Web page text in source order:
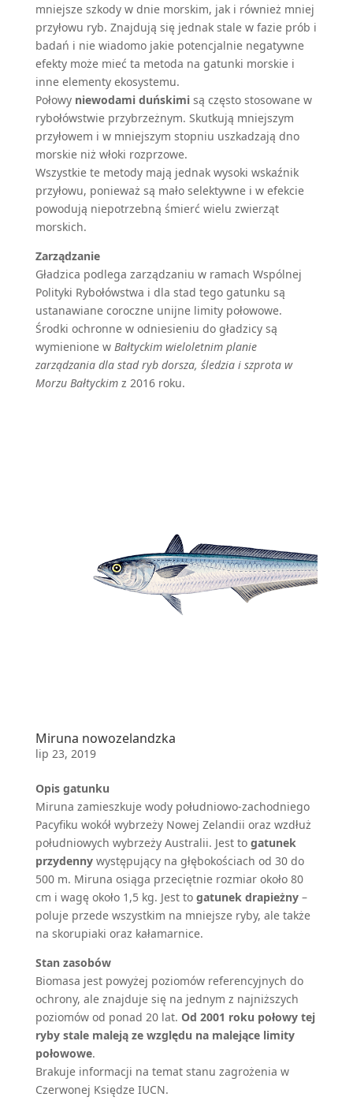
mniejsze szkody w dnie morskim, jak i również mniej
przyłowu ryb. Znajdują się jednak stale w fazie prób i
badań i nie wiadomo jakie potencjalnie negatywne
efekty może mieć ta metoda na gatunki morskie i
inne elementy ekosystemu.
Połowy niewodami duńskimisą często stosowane w
rybołówstwie przybrzeżnym. Skutkują mniejszym
przyłowem i w mniejszym stopniu uszkadzają dno
morskie niż włoki rozprzowe.
Wszystkie te metody mają jednak wysoki wskaźnik
przyłowu, ponieważ są mało selektywne i w efekcie
powodują niepotrzebną śmierć wielu zwierząt
morskich.
Zarządzanie
Gładzica podlega zarządzaniu w ramach Wspólnej
Polityki Rybołówstwa i dla stad tego gatunku są
ustanawiane coroczne unijne limity połowowe.
Środki ochronne w odniesieniu do gładzicy są
wymienione w Bałtyckim wieloletnim planie
zarządzania dla stad ryb dorsza, śledzia i szprota w
Morzu Bałtyckimz 2016 roku.
Miruna nowozelandzka
lip 23, 2019
Opis gatunku
Miruna zamieszkuje wody południowo-zachodniego
Pacyfiku wokół wybrzeży Nowej Zelandii oraz wzdłuż
południowych wybrzeży Australii. Jest to gatunek
przydennywystępujący na głębokościach od 30 do
500 m. Miruna osiąga przeciętnie rozmiar około 80
cm i wagę około 1,5 kg. Jest to gatunek drapieżny–
poluje przede wszystkim na mniejsze ryby, ale także
na skorupiaki oraz kałamarnice.
Stan zasobów
Biomasa jest powyżej poziomów referencyjnych do
ochrony, ale znajduje się na jednym z najniższych
poziomów od ponad 20 lat. Od 2001 roku połowy tej
ryby stale maleją ze względu na malejące limity
połowowe.
Brakuje informacji na temat stanu zagrożenia w
Czerwonej Księdze IUCN.